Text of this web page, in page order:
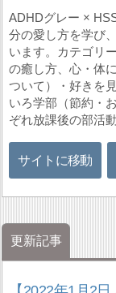
ADHDグレー ×
分の愛し方を学び
います。カテゴリ
の癒し方、心・体
ついて）・好きを
いろ学部（節約・
ぞれ放課後の部活
サイトに移動
更新記事